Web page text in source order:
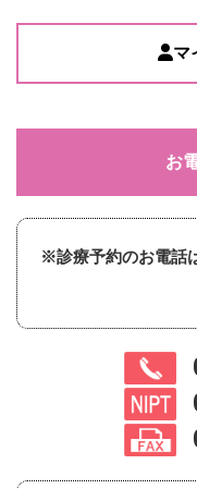
マ
お
※診療予約のお電話